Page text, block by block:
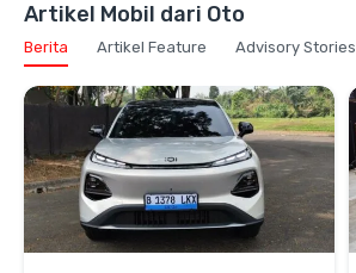
Artikel Mobil dari Oto
Berita Artikel Feature Advisory Stories